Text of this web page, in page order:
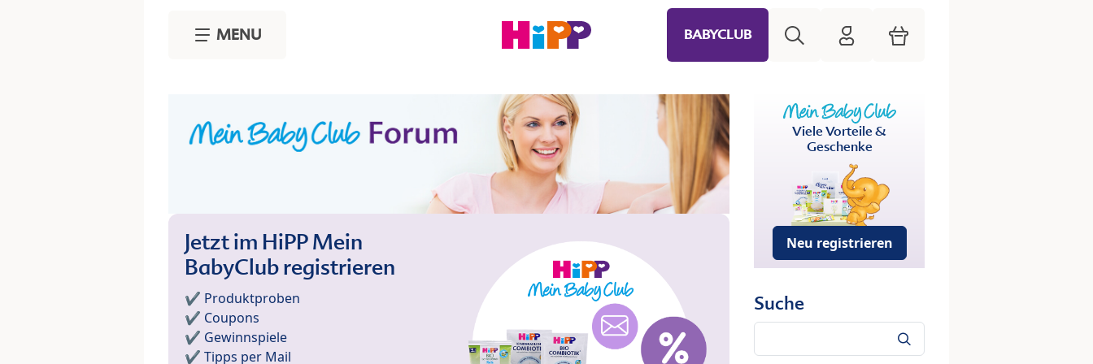
MENU BABYCLUB HiPP Mein Babyclub
Warenkorb
Jetzt im HiPP Mein
BabyClub registrieren
✔️ Produktproben
✔️ Coupons
✔️ Gewinnspiele
✔️ Tipps per Mail
Viele Vorteile &
Geschenke
Neu registrieren
Suche